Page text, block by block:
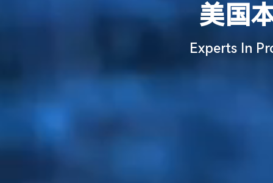
美国
Experts In